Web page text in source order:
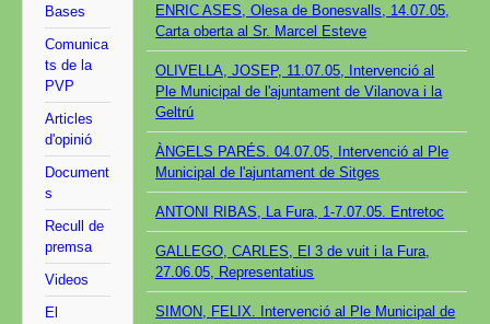
Bases
Comunica
ts de la
PVP
Articles
d'opinió
Document
s
Recull de
premsa
Videos
El
ENRIC ASES, Olesa de Bonesvalls, 14.07.05,
Carta oberta al Sr. Marcel Esteve
OLIVELLA, JOSEP, 11.07.05, Intervenció al
Ple Municipal de l'ajuntament de Vilanova i la
Geltrú
ÀNGELS PARÉS. 04.07.05, Intervenció al Ple
Municipal de l'ajuntament de Sitges
ANTONI RIBAS, La Fura, 1-7.07.05. Entretoc
GALLEGO, CARLES, El 3 de vuit i la Fura,
27.06.05, Representatius
SIMON, FELIX. Intervenció al Ple Municipal de